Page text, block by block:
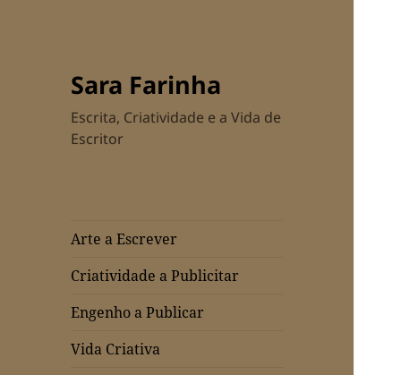
Sara Farinha
Escrita, Criatividade e a Vida de
Escritor
Arte a Escrever
Criatividade a Publicitar
Engenho a Publicar
Vida Criativa